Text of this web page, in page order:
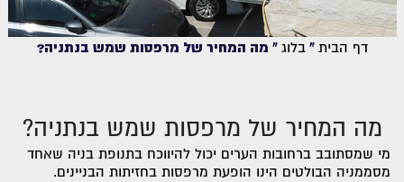
דף הבית »בלוג » מה המחיר של מרפסות שמש בנתניה?
מה המחיר של מרפסות שמש בנתניה?
מי שמסתובב ברחובות הערים יכול להיווכח בתנופת בניה שאחד
מסממניה הבולטים הינו הופעת מרפסות בחזיתות הבניינים.